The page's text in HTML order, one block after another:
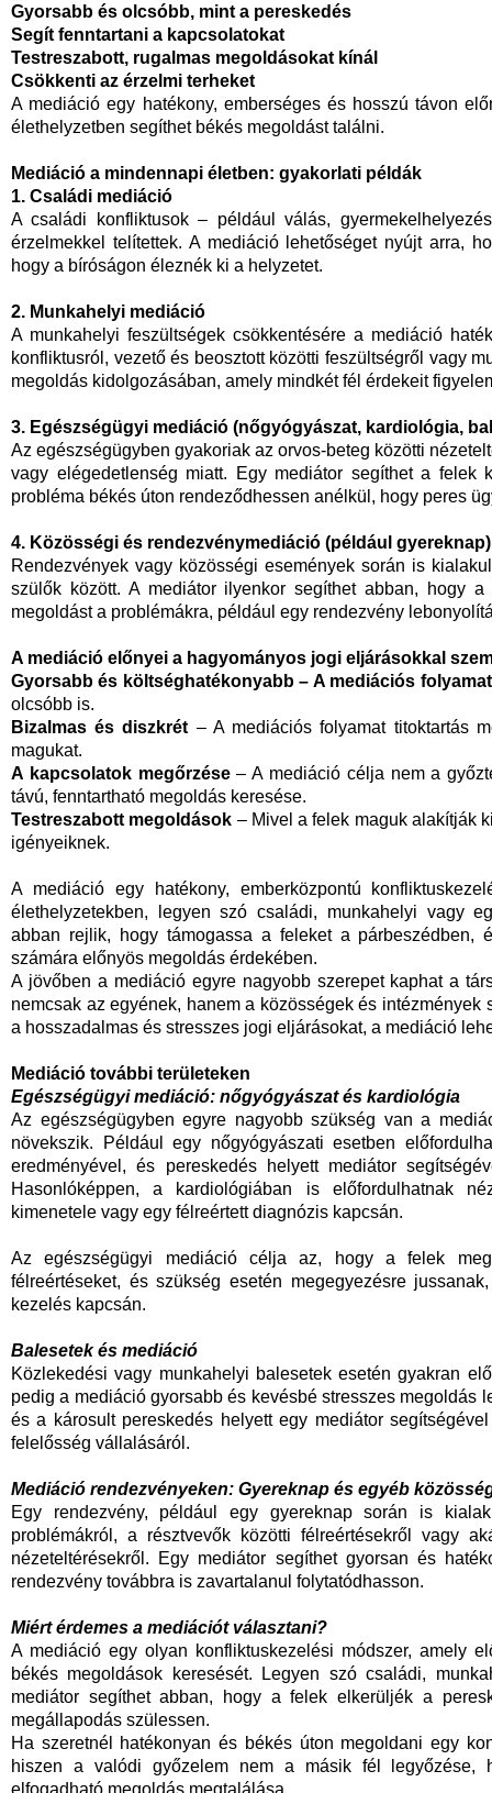
Gyorsabb és olcsóbb, mint a pereskedés
Segít fenntartani a kapcsolatokat
Testreszabott, rugalmas megoldásokat kínál
Csökkenti az érzelmi terheket
A mediáció egy hatékony, emberséges és hosszú távon
élethelyzetben segíthet békés megoldást találni.
Mediáció a mindennapi életben: gyakorlati példák
1. Családi mediáció
A családi konfliktusok – például válás,
érzelmekkel telítettek. A mediáció lehetőséget nyújt arra,
hogy a bíróságon éleznék ki a helyzetet.
2. Munkahelyi mediáció
A munkahelyi feszültségek csökkentésére a mediáció
konfliktusról, vezető és beosztott közötti feszültségről vagy
megoldás kidolgozásában, amely mindkét fél érdekeit
3. Egészségügyi mediáció (nőgyógyászat, kardiológia,
Az egészségügyben gyakoriak az orvos-beteg közötti
vagy elégedetlenség miatt. Egy mediátor segíthet a felek
probléma békés úton rendeződhessen anélkül, hogy peres
4. Közösségi és rendezvénymediáció (például gyereknap)
Rendezvények vagy közösségi események során is
szülők között. A mediátor ilyenkor segíthet abban, hogy
megoldást a problémákra, például egy rendezvény
A mediáció előnyei a hagyományos jogi eljárásokkal
Gyorsabb és költséghatékonyabb– A mediációs
olcsóbb is.
Bizalmas és diszkrét– A mediációs folyamat titoktartás
magukat.
A kapcsolatok megőrzése– A mediáció célja nem a
távú, fenntartható megoldás keresése.
Testreszabott megoldások – Mivel a felek maguk alakítják
igényeiknek.
A mediáció egy hatékony, emberközpontú
élethelyzetekben, legyen szó családi, munkahelyi vagy
abban rejlik, hogy támogassa a feleket a párbeszédben,
számára előnyös megoldás érdekében.
A jövőben a mediáció egyre nagyobb szerepet kaphat a
nemcsak az egyének, hanem a közösségek és
a hosszadalmas és stresszes jogi eljárásokat, a mediáció
Mediáció további területeken
Egészségügyi mediáció: nőgyógyászat és kardiológia
Az egészségügyben egyre nagyobb szükség van a
növekszik. Például egy nőgyógyászati esetben
eredményével, és pereskedés helyett mediátor
Hasonlóképpen, a kardiológiában is előfordulhatnak
kimenetele vagy egy félreértett diagnózis kapcsán.
Az egészségügyi mediáció célja az, hogy a felek
félreértéseket, és szükség esetén megegyezésre
kezelés kapcsán.
Balesetek és mediáció
Közlekedési vagy munkahelyi balesetek esetén gyakran
pedig a mediáció gyorsabb és kevésbé stresszes megoldás
és a károsult pereskedés helyett egy mediátor
felelősség vállalásáról.
Mediáció rendezvényeken: Gyereknap és egyéb
Egy rendezvény, például egy gyereknap során is
problémákról, a résztvevők közötti félreértésekről vagy
nézeteltérésekről. Egy mediátor segíthet gyorsan és
rendezvény továbbra is zavartalanul folytatódhasson.
Miért érdemes a mediációt választani?
A mediáció egy olyan konfliktuskezelési módszer, amely
békés megoldások keresését. Legyen szó családi,
mediátor segíthet abban, hogy a felek elkerüljék a
megállapodás szülessen.
Ha szeretnél hatékonyan és békés úton megoldani egy
hiszen a valódi győzelem nem a másik fél legyőzése,